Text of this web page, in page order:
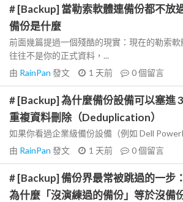
# [Backup] 當勒索軟體連備份都不放
備份是什麼
前面幾篇提過一個殘酷的現實：現在的勒索
往往不是你的正式資料，...
由 RainPan 發文 1 天前 0個留言
# [Backup] 為什麼備份設備可以塞進
重複資料刪除（Deduplication）
如果你看過企業級備份設備（例如 Dell
由 RainPan 發文 1 天前 0個留言
# [Backup] 備份界最常被跳過的一步
為什麼「沒演練過的備份」等於沒備